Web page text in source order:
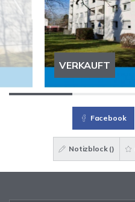
VERKAUFT
Facebook
Notizblock ()